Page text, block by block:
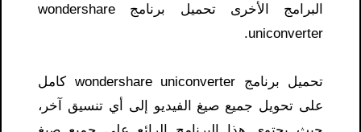
البرامج الأخرى تحميل برنامج wondershare
uniconverter.
تحميل برنامج wondershare uniconverter كامل
على تحويل جميع صيغ الفيديو إلى أي تنسيق آخر،